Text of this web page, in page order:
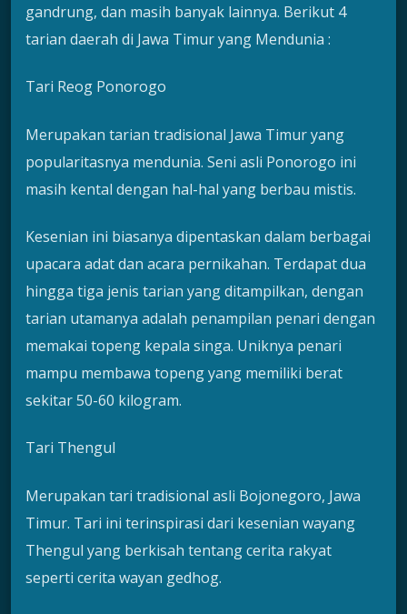
gandrung, dan masih banyak lainnya. Berikut 4
tarian daerah di Jawa Timur yang Mendunia :
Tari Reog Ponorogo
Merupakan tarian tradisional Jawa Timur yang
popularitasnya mendunia. Seni asli Ponorogo ini
masih kental dengan hal-hal yang berbau mistis.
Kesenian ini biasanya dipentaskan dalam berbagai
upacara adat dan acara pernikahan. Terdapat dua
hingga tiga jenis tarian yang ditampilkan, dengan
tarian utamanya adalah penampilan penari dengan
memakai topeng kepala singa. Uniknya penari
mampu membawa topeng yang memiliki berat
sekitar 50-60 kilogram.
Tari Thengul
Merupakan tari tradisional asli Bojonegoro, Jawa
Timur. Tari ini terinspirasi dari kesenian wayang
Thengul yang berkisah tentang cerita rakyat
seperti cerita wayan gedhog.